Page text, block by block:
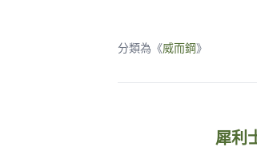
分類為《威而鋼 》
犀利